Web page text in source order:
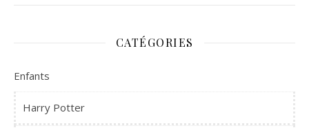
CATÉGORIES
Enfants
Harry Potter